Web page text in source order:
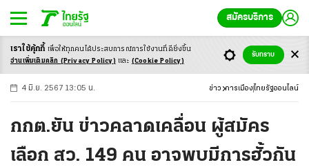
สมัครบริการ
-ก ก ก+
4 มิ.ย. 2567 13:05 น. ข่าว การเมือง ไทยรัฐออนไลน์
กกต.ยัน ข่าวคลาดเคลื่อน ผู้สมัคร
เลือก สว. 149 คน อาจพบมีการฮั้วกัน
เราใช้คุ้กกี้ เพื่อให้ทุกคนได้ประสบการณ์การใช้งานที่ดียิ่งขึ้น
อ่านเพิ่มเติมคลิก (Privacy Policy) และ (Cookie Policy)
รับทราบ